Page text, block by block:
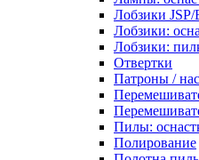
Лобзики JSP/
Лобзики:
Лобзики:
Отвертки
Патроны /
Пилы:
Полирование